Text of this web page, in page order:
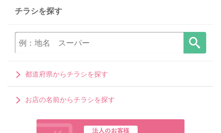
チラシを探す
都道府県からチラシを探す
お店の名前からチラシを探す